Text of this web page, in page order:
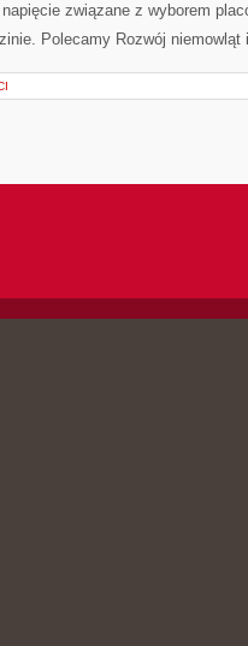
związane z wyborem
Polecamy Rozwój